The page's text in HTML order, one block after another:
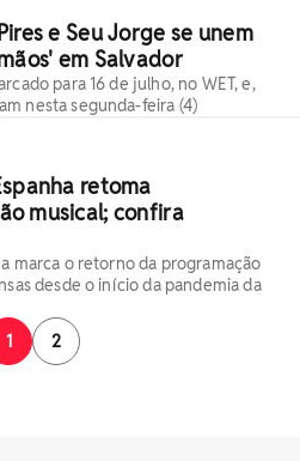
e Seu Jorge se unem
em Salvador
para 16 de julho, no WET, e,
nesta segunda-feira (4)
retoma
musical; confira
marca o retorno da programação
desde o início da pandemia da
1
2